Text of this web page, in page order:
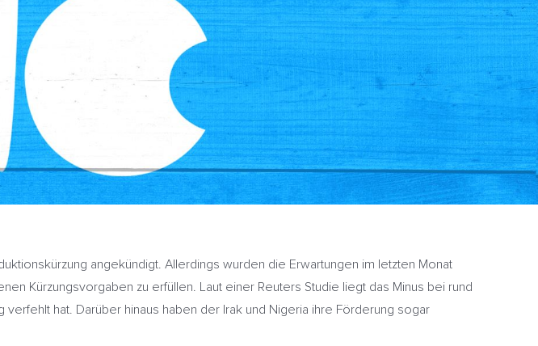
angekündigt. Allerdings wurden die Erwartungen im letzten Monat
Kürzungsvorgaben zu erfüllen. Laut einer Reuters Studie liegt das Minus bei rund
hat. Darüber hinaus haben der Irak und Nigeria ihre Förderung sogar